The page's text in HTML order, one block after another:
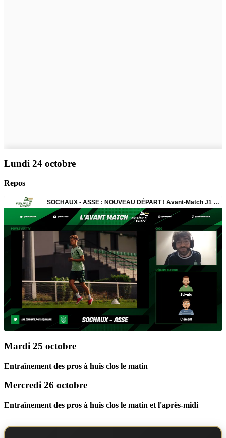
Lundi 24 octobre
Repos
Mardi 25 octobre
Entraînement des pros à huis clos le matin
Mercredi 26 octobre
Entraînement des pros à huis clos le matin et l'après-midi